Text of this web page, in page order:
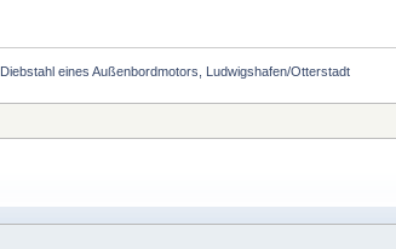
Diebstahl eines Außenbordmotors, Ludwigshafen/Otterstadt